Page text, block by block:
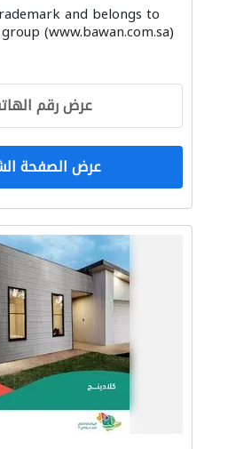
and belongs to
(www.bawan.com.sa)
عرض رقم
عرض الصفحة